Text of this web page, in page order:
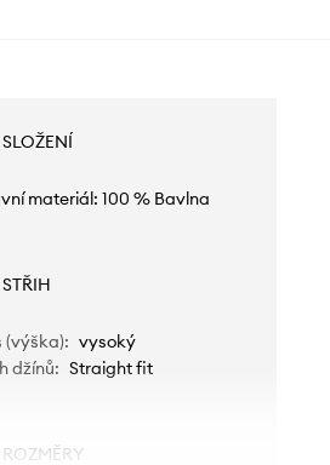
SLOŽENÍ
materiál: 100 % Bavlna
STŘIH
(výška): vysoký
džínů: Straight fit
ROZMĚRY